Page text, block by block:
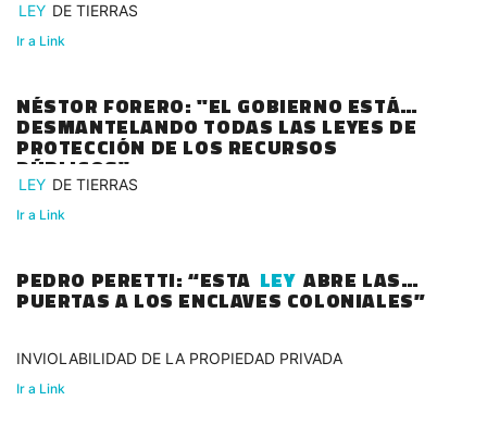
LEY DE TIERRAS
Ir a Link
NÉSTOR FORERO: "EL GOBIERNO ESTÁ
DESMANTELANDO TODAS LAS LEYES DE
PROTECCIÓN DE LOS RECURSOS
PÚBLICOS"
LEY DE TIERRAS
Ir a Link
PEDRO PERETTI: “ESTA LEY ABRE LAS
PUERTAS A LOS ENCLAVES COLONIALES”
INVIOLABILIDAD DE LA PROPIEDAD PRIVADA
Ir a Link